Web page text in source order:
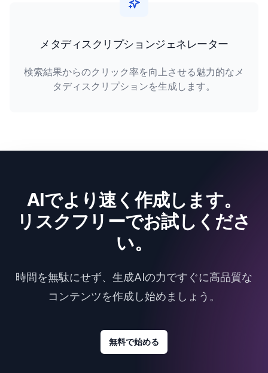
メタディスクリプションジェネレーター
検索結果からのクリック率を向上させる魅力的なメ
タディスクリプションを生成します。
AIでより速く作成します。
リスクフリーでお試しくださ
い。
時間を無駄にせず、生成AIの力ですぐに高品質な
コンテンツを作成し始めましょう。
無料で始める